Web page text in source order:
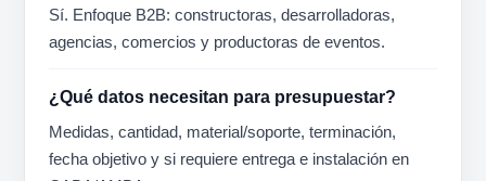
Sí. Enfoque B2B: constructoras, desarrolladoras,
agencias, comercios y productoras de eventos.
¿Qué datos necesitan para presupuestar?
Medidas, cantidad, material/soporte, terminación,
fecha objetivo y si requiere entrega e instalación en